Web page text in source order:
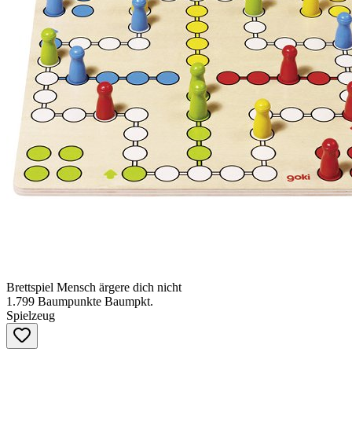
Brettspiel Mensch ärgere dich nicht
1.799 Baumpunkte Baumpkt.
Spielzeug